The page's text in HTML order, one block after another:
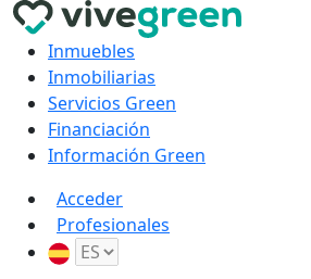
Inmuebles
Inmobiliarias
Servicios Green
Financiación
Información Green
Acceder
Profesionales